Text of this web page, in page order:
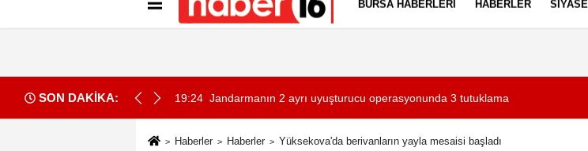
İletişim Gizlilik İlkeleri
BURSA HABERLERI HABERLER
SON DAKİKA:
anayasal olarak bizimle birlikte çalışmak zorundadır
19:24 Jandarmanın 2 ayrı uyuşturucu operasyonunda 3 tutuklama
Haberler Haberler Yüksekova'da berivanların yayla mesaisi başladı